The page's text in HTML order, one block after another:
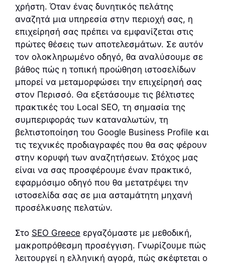
χρήστη. Όταν ένας δυνητικός πελάτης
αναζητά μια υπηρεσία στην περιοχή σας, η
επιχείρησή σας πρέπει να εμφανίζεται στις
πρώτες θέσεις των αποτελεσμάτων. Σε αυτόν
τον ολοκληρωμένο οδηγό, θα αναλύσουμε σε
βάθος πώς η τοπική προώθηση ιστοσελίδων
μπορεί να μεταμορφώσει την επιχείρησή σας
στον Περισσό. Θα εξετάσουμε τις βέλτιστες
πρακτικές του Local SEO, τη σημασία της
συμπεριφοράς των καταναλωτών, τη
βελτιστοποίηση του Google Business Profile και
τις τεχνικές προδιαγραφές που θα σας φέρουν
στην κορυφή των αναζητήσεων. Στόχος μας
είναι να σας προσφέρουμε έναν πρακτικό,
εφαρμόσιμο οδηγό που θα μετατρέψει την
ιστοσελίδα σας σε μια ασταμάτητη μηχανή
προσέλκυσης πελατών.
Στο SEO Greece εργαζόμαστε με μεθοδική,
μακροπρόθεσμη προσέγγιση. Γνωρίζουμε πώς
λειτουργεί η ελληνική αγορά, πώς σκέφτεται ο